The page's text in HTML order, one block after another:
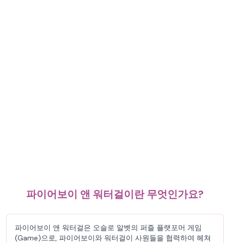
파이어보이 앤 워터걸이란 무엇인가요?
파이어보이 앤 워터걸은 오슬로 알벳의 퍼즐 플랫포머 게임
(Game)으로, 파이어보이와 워터걸이 사원들을 협력하여 헤쳐